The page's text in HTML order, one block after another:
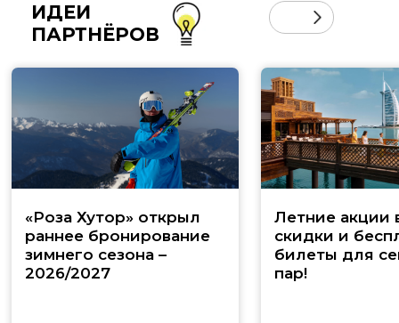
ИДЕИ
ПАРТНЁРОВ
«Роза Хутор» открыл
раннее бронирование
зимнего сезона –
2026/2027
Летние акции
скидки и
билеты для
пар!